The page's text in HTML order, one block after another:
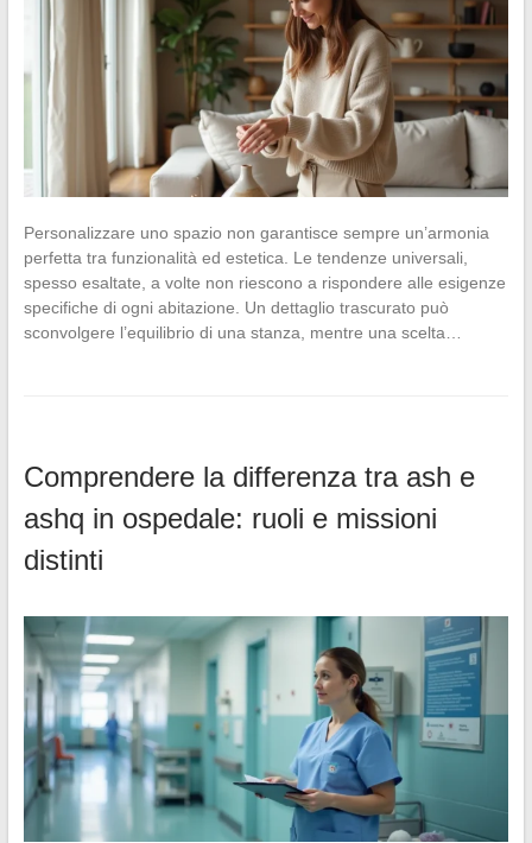
Personalizzare uno spazio non garantisce sempre un’armonia
perfetta tra funzionalità ed estetica. Le tendenze universali,
spesso esaltate, a volte non riescono a rispondere alle esigenze
specifiche di ogni abitazione. Un dettaglio trascurato può
sconvolgere l’equilibrio di una stanza, mentre una scelta…
Comprendere la differenza tra ash e
ashq in ospedale: ruoli e missioni
distinti